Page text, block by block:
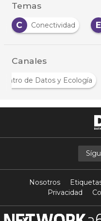
Temas
C
Conectividad E
Canales
de Datos y Ecología
Nosotros
Privacidad